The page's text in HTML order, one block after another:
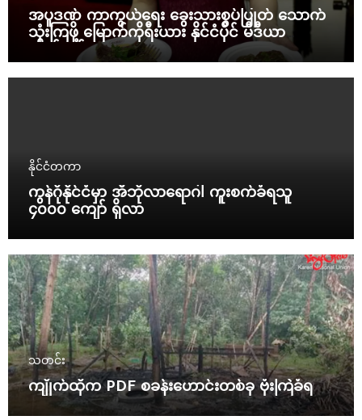
အပူဒဏ် ကာကွယ်ရေး ခွေးသားစွပ်ပြုတ် သောက်
သုံးကြဖို့ မြောက်ကိုရီးယား နိုင်ငံပိုင် မီဒီယာ
တိုက်တွန်း
နိုင်ငံတကာ
ကွန်ဂိုနိုင်ငံမှာ အီဘိုလာရောဂါ ကူးစက်ခံရသူ
၄၀၀၀ ကျော် ရှိလာ
သတင်း
ကျိုက်ထိုက PDF စခန်းဟောင်းတစ်ခု ဗုံးကြဲခံရ